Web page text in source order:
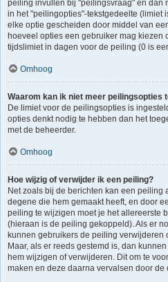
peiling invullen bij "peilingsvraag" en dan
in het "peilingopties"-tekstgedeelte (limiet
elke optie gescheiden door middel van
hoeveel opties een gebruiker mag kiezen
tijdslimiet in dagen voor de peiling (0 is
Omhoog
Waarom kan ik niet meer peilingsopties
De limiet voor de peilingsopties is
opties denkt nodig te hebben dan het
met de beheerder.
Omhoog
Hoe wijzig of verwijder ik een peiling?
Net zoals bij de berichten kan een
degene die hem gemaakt heeft, en door
peiling te wijzigen moet je het allereerste
(hieraan is de peiling gekoppeld). Als er
kunnen gebruikers de peiling
Maar, als er reeds gestemd is, dan
hem wijzigen of verwijderen. Dit om te
maken en deze daarna vervalsen door de